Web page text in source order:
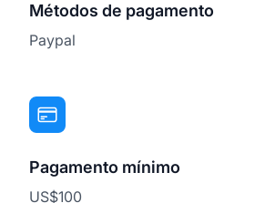
Métodos de pagamento
Paypal
Pagamento mínimo
US$100